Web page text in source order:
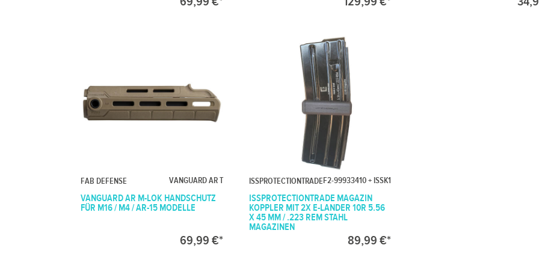
FAB DEFENSE VANGUARD AR T
VANGUARD AR M-LOK HANDSCHUTZ
FÜR M16 / M4 / AR-15 MODELLE
69,99 €*
ISSPROTECTIONTRADEF2-99933410 + ISSK1
ISSPROTECTIONTRADE MAGAZIN
KOPPLER MIT 2X E-LANDER 10R 5.56
X 45 MM / .223 REM STAHL
MAGAZINEN
89,99 €*